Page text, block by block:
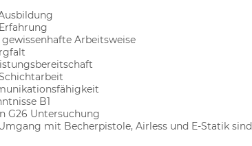
Arbeitsweise
B1
G26 Untersuchung
mit Becherpistole, Airless und E-Statik sind